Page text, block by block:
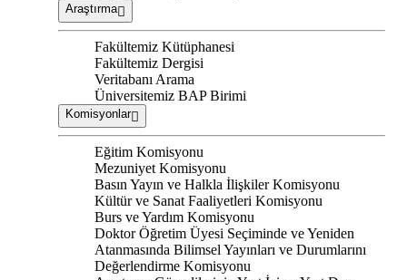
Araştırma
Fakültemiz Kütüphanesi
Fakültemiz Dergisi
Veritabanı Arama
Üniversitemiz BAP Birimi
Komisyonlar
Eğitim Komisyonu
Mezuniyet Komisyonu
Basın Yayın ve Halkla İlişkiler Komisyonu
Kültür ve Sanat Faaliyetleri Komisyonu
Burs ve Yardım Komisyonu
Doktor Öğretim Üyesi Seçiminde ve Yeniden
Atanmasında Bilimsel Yayınları ve Durumlarını
Değerlendirme Komisyonu